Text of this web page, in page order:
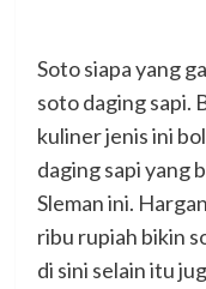
Soto siapa yang
soto daging sapi.
kuliner jenis ini
daging sapi yang
Sleman ini.
ribu rupiah bikin
di sini selain itu